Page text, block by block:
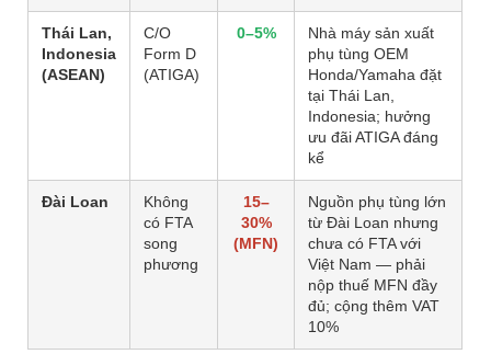
Thái Lan,
Indonesia
(ASEAN)
C/O
Form D
(ATIGA)
0–5%
Nhà máy sản xuất
phụ tùng OEM
Honda/Yamaha đặt
tại Thái Lan,
Indonesia; hưởng
ưu đãi ATIGA đáng
kể
Đài Loan
Không
có FTA
song
phương
15–
30%
(MFN)
Nguồn phụ tùng lớn
từ Đài Loan nhưng
chưa có FTA với
Việt Nam — phải
nộp thuế MFN đầy
đủ; cộng thêm VAT
10%